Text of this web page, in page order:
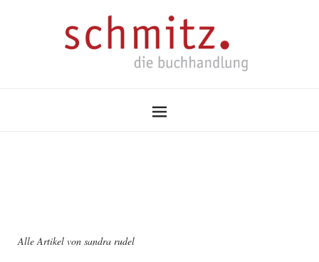
Alle Artikel von sandra rudel